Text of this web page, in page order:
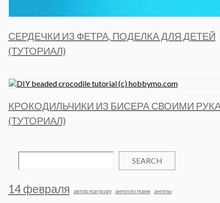
СЕРДЕЧКИ ИЗ ФЕТРА, ПОДЕЛКА ДЛЯ ДЕТЕЙ
(ТУТОРИАЛ)
КРОКОДИЛЬЧИКИ ИЗ БИСЕРА СВОИМИ
(ТУТОРИАЛ)
SEARCH
14 февраля автор marycopy ангел из ткани ангелы